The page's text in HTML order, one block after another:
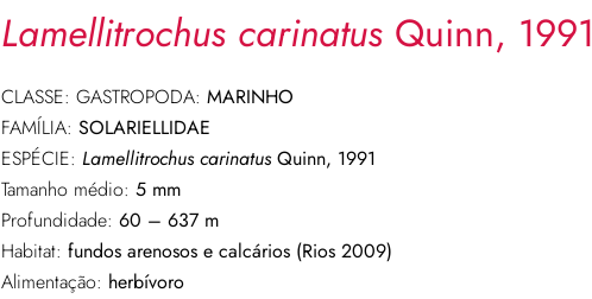
Lamellitrochus carinatusQuinn, 1991
CLASSE: GASTROPODA: MARINHO
FAMÍLIA: SOLARIELLIDAE
ESPÉCIE: Lamellitrochus carinatusQuinn, 1991
Tamanho médio: 5 mm
Profundidade: 60 – 637 m
Habitat: fundos arenosos e calcários (Rios 2009)
Alimentação: herbívoro